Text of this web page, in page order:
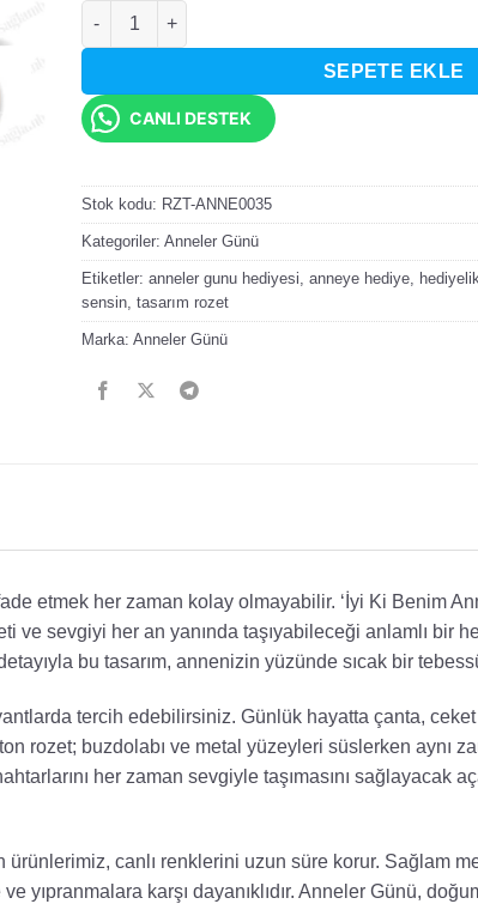
İyi Ki Benim Annem Sensin Tasarımlı Rozet adet
SEPETE EKLE
CANLI DESTEK
Stok kodu: RZT-ANNE0035
Kategoriler:Anneler Günü
Etiketler:anneler gunu hediyesi ,anneye hediye
sensin ,tasarım rozet
Marka:Anneler Günü
etmek her zaman kolay olmayabilir. ‘İyi Ki Benim
ve sevgiyi her an yanında taşıyabileceği anlamlı bir
bu tasarım, annenizin yüzünde sıcak bir
tercih edebilirsiniz. Günlük hayatta çanta,
rozet; buzdolabı ve metal yüzeyleri süslerken aynı
her zaman sevgiyle taşımasını sağlayacak
canlı renklerini uzun süre korur. Sağlam
yıpranmalara karşı dayanıklıdır. Anneler Günü,